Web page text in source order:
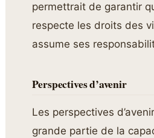
permettrait de garantir
respecte les droits des
assume ses
Perspectives d’avenir
Les perspectives
grande partie de la